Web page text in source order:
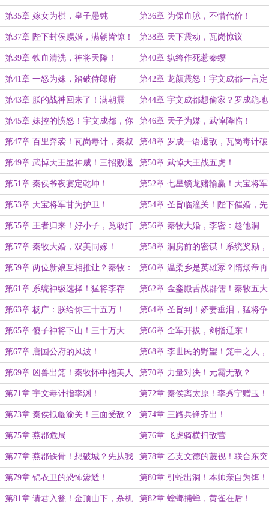
破天下大势！ 道！
第35章 嫁女为棋，皇子愚钝 第36章 为保血脉，不惜代价！
第37章 陛下封侯赐婚，满朝皆惊！ 第38章 天下震动，瓦岗惊议
第39章 铁血清洗，神将天降！ 第40章 纨绔作死惹秦缨
第41章 一怒为妹，踏破侍郎府 第42章 龙颜震怒！宇文成都一言定
乾坤！
第43章 朕的战神回来了！满朝震
动！
第44章 宇文成都想偷家？罗成跪地
求情！
第45章 妹控的愤怒！宇文成都，你
还敢来？潼关告急！
第46章 天子为媒，武悼降临！
第47章 百里奔袭！瓦岗毒计，秦叔
宝诱杀魏文通！
第48章 罗成一语退敌，瓦岗毒计破
产！
第49章 武悼天王显神威！三招败退
裴元庆！
第50章 武悼天王战五虎！
第51章 秦侯爷夜宴定乾坤！ 第52章 七星锁龙赌输赢！天宝将军
献殷勤！
第53章 天宝将军甘为护卫！ 第54章 圣旨临潼关！陛下催婚，先
成家后立业！
第55章 王者归来！好小子，竟敢打
我妹妹的主意！
第56章 秦牧大婚，李密：趁他洞
房，偷袭潼关？
第57章 秦牧大婚，双美同嫁！ 第58章 洞房前的密谋！系统奖励，
锦衣卫！
第59章 两位新娘互相推让？秦牧：
小孩子才做选择！
第60章 温柔乡是英雄冢？隋炀帝再
起征伐之心！
第61章 系统神级选择！猛将李存
孝，参见主公！
第62章 金銮殿舌战群儒！秦牧五大
罪状，
第63章 杨广：朕给你三十五万！ 第64章 圣旨到！娇妻垂泪，猛将争
锋！
第65章 傻子神将下山！三十万大
军，拜见元帅！
第66章 全军开拔，剑指辽东！
第67章 唐国公府的风波！ 第68章 李世民的野望！笼中之人，
李元霸！
第69章 凶兽出笼！秦牧怀中抱美人 第70章 力量对决！元霸无敌？
第71章 宇文毒计指李渊！ 第72章 秦侯离太原！李秀宁赠玉！
第73章 秦侯抵临渝关！三面受敌？ 第74章 三路兵锋齐出！
第75章 燕郡危局 第76章 飞虎骑横扫敌营
第77章 燕郡铁骨！想破城？先从我
尸体上踏过去！
第78章 乙支文德的蔑视！联合东突
厥？
第79章 锦衣卫的恐怖渗透！ 第80章 引蛇出洞！本帅亲自为饵！
第81章 请君入瓮！金顶山下，杀机 第82章 螳螂捕蝉，黄雀在后！